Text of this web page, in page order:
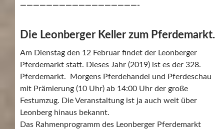
——————————————————-
Die Leonberger Keller zum Pferdemarkt.
Am Dienstag den 12 Februar findet der Leonberger
Pferdemarkt statt. Dieses Jahr (2019) ist es der 328.
Pferdemarkt. Morgens Pferdehandel und Pferdeschau
mit Prämierung (10 Uhr) ab 14:00 Uhr der große
Festumzug. Die Veranstaltung ist ja auch weit über
Leonberg hinaus bekannt.
Das Rahmenprogramm des Leonberger Pferdemarkt